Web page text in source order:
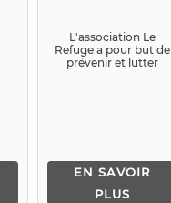
L'association Le
Refuge a pour but de
prévenir et lutter
EN SAVOIR
PLUS